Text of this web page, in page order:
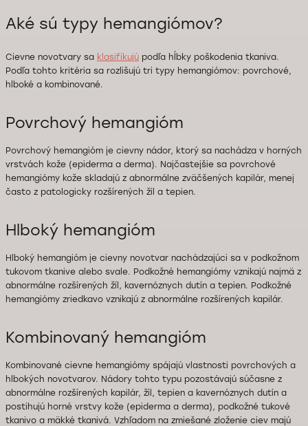
Aké sú typy hemangiómov?
Cievne novotvary sa klasifikujú podľa hĺbky poškodenia tkaniva.
Podľa tohto kritéria sa rozlišujú tri typy hemangiómov: povrchové,
hlboké a kombinované.
Povrchový hemangióm
Povrchový hemangióm je cievny nádor, ktorý sa nachádza v horných
vrstvách kože (epiderma a derma). Najčastejšie sa povrchové
hemangiómy kože skladajú z abnormálne zväčšených kapilár, menej
často z patologicky rozšírených žíl a tepien.
Hlboký hemangióm
Hlboký hemangióm je cievny novotvar nachádzajúci sa v podkožnom
tukovom tkanive alebo svale. Podkožné hemangiómy vznikajú najmä z
abnormálne rozšírených žíl, kavernóznych dutín a tepien. Podkožné
hemangiómy zriedkavo vznikajú z abnormálne rozšírených kapilár.
Kombinovaný hemangióm
Kombinované cievne hemangiómy spájajú vlastnosti povrchových a
hlbokých novotvarov. Nádory tohto typu pozostávajú súčasne z
abnormálne rozšírených kapilár, žíl, tepien a kavernóznych dutín a
postihujú horné vrstvy kože (epiderma a derma), podkožné tukové
tkanivo a mäkké tkanivá. Vzhľadom na zmiešané zloženie ciev majú